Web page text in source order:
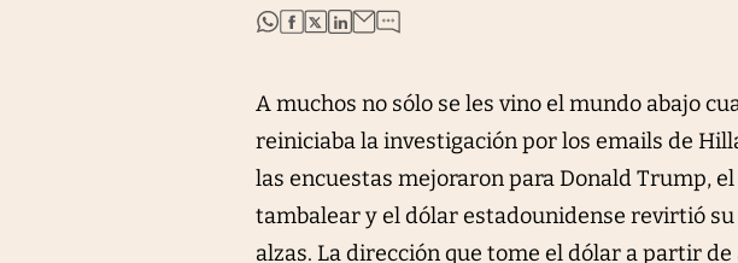
abre en nueva pestaña
abre en nueva pestaña
abre en nueva pestaña
abre en nueva pestaña
A muchos no sólo se les vino el mundo abajo
reiniciaba la investigación por los emails de
las encuestas mejoraron para Donald Trump,
tambalear y el dólar estadounidense revirtió
alzas. La dirección que tome el dólar a partir